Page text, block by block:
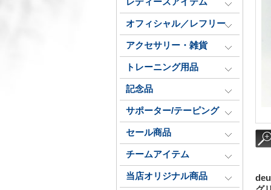
オフィシャル／レフリー
アクセサリー・雑貨
トレーニング用品
記念品
サポーター/テーピング
セール商品
チームアイテム
当店オリジナル商品